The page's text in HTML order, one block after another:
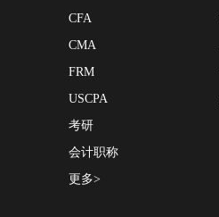
CFA
CMA
FRM
USCPA
考研
会计职称
更多>